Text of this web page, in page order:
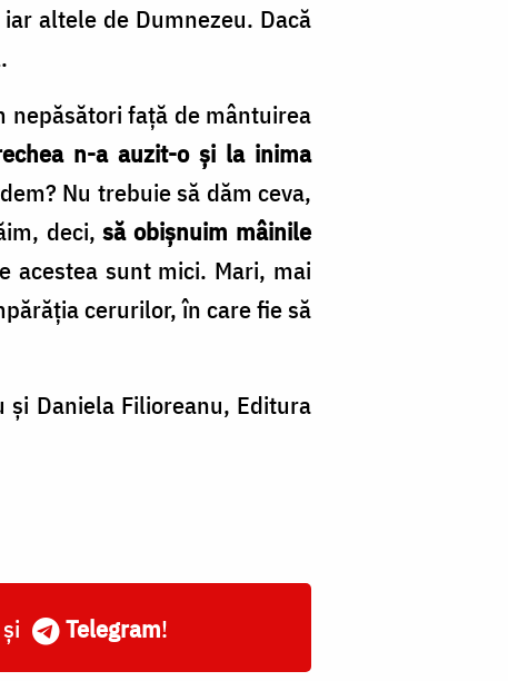
altele de Dumnezeu. Dacă
nepăsători faţă de mântuirea
n-a auzit-o şi la inima
Nu trebuie să dăm ceva,
deci,să obişnuim mâinile
acestea sunt mici. Mari, mai
cerurilor, în care fie să
Daniela Filioreanu, Editura
și Telegram!